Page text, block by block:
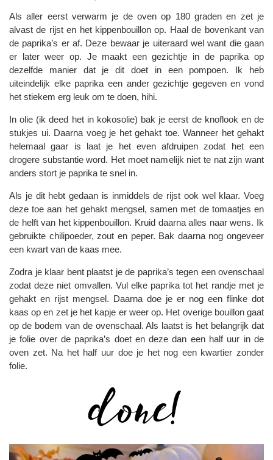
Als aller eerst verwarm je de oven op 180 graden en zet je
alvast de rijst en het kippenbouillon op. Haal de bovenkant van
de paprika’s er af. Deze bewaar je uiteraard wel want die gaan
er later weer op. Je maakt een gezichtje in de paprika op
dezelfde manier dat je dit doet in een pompoen. Ik heb
uiteindelijk elke paprika een ander gezichtje gegeven en vond
het stiekem erg leuk om te doen, hihi.
In olie (ik deed het in kokosolie) bak je eerst de knoflook en de
stukjes ui. Daarna voeg je het gehakt toe. Wanneer het gehakt
helemaal gaar is laat je het even afdruipen zodat het een
drogere substantie word. Het moet namelijk niet te nat zijn want
anders stort je paprika te snel in.
Als je dit hebt gedaan is inmiddels de rijst ook wel klaar. Voeg
deze toe aan het gehakt mengsel, samen met de tomaatjes en
de helft van het kippenbouillon. Kruid daarna alles naar wens. Ik
gebruikte chilipoeder, zout en peper. Bak daarna nog ongeveer
een kwart van de kaas mee.
Zodra je klaar bent plaatst je de paprika’s tegen een ovenschaal
zodat deze niet omvallen. Vul elke paprika tot het randje met je
gehakt en rijst mengsel. Daarna doe je er nog een flinke dot
kaas op en zet je het kapje er weer op. Het overige bouillon gaat
op de bodem van de ovenschaal. Als laatst is het belangrijk dat
je folie over de paprika’s doet en deze dan een half uur in de
oven zet. Na het half uur doe je het nog een kwartier zonder
folie.